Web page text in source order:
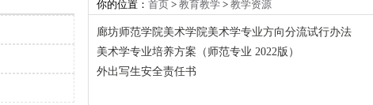
你的位置： 首页 > 教育教学 > 教学资源
廊坊师范学院美术学院美术学专业方向分流试行办法
美术学专业培养方案（师范专业 2022版）
外出写生安全责任书